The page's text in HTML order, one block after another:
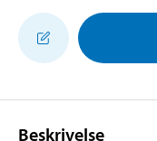
Beskrivelse